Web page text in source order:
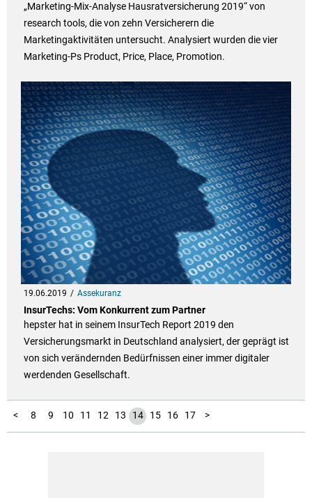
„Marketing-Mix-Analyse Hausratversicherung 2019“ von
research tools, die von zehn Versicherern die
Marketingaktivitäten untersucht. Analysiert wurden die vier
Marketing-Ps Product, Price, Place, Promotion.
19.06.2019 Assekuranz
InsurTechs: Vom Konkurrent zum Partner
hepster hat in seinem InsurTech Report 2019 den
Versicherungsmarkt in Deutschland analysiert, der geprägt ist
von sich verändernden Bedürfnissen einer immer digitaler
werdenden Gesellschaft.
<
1
2
3
4
5
6
7 8 9 10 11 12 13 14 15 16 17 >